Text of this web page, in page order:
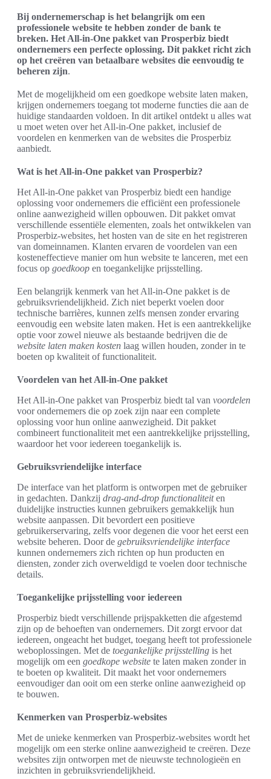
Bij ondernemerschap is het belangrijk om een
professionele website te hebben zonder de bank te
breken. Het All-in-One pakket van Prosperbiz biedt
ondernemers een perfecte oplossing. Dit pakket richt zich
op het creëren van betaalbare websites die eenvoudig te
beheren zijn.
Met de mogelijkheid om een goedkope website laten maken,
krijgen ondernemers toegang tot moderne functies die aan de
huidige standaarden voldoen. In dit artikel ontdekt u alles wat
u moet weten over het All-in-One pakket, inclusief de
voordelen en kenmerken van de websites die Prosperbiz
aanbiedt.
Wat is het All-in-One pakket van Prosperbiz?
Het All-in-One pakket van Prosperbiz biedt een handige
oplossing voor ondernemers die efficiënt een professionele
online aanwezigheid willen opbouwen. Dit pakket omvat
verschillende essentiële elementen, zoals het ontwikkelen van
Prosperbiz-websites, het hosten van de site en het registreren
van domeinnamen. Klanten ervaren de voordelen van een
kosteneffectieve manier om hun website te lanceren, met een
focus op goedkoop en toegankelijke prijsstelling.
Een belangrijk kenmerk van het All-in-One pakket is de
gebruiksvriendelijkheid. Zich niet beperkt voelen door
technische barrières, kunnen zelfs mensen zonder ervaring
eenvoudig een website laten maken. Het is een aantrekkelijke
optie voor zowel nieuwe als bestaande bedrijven die de
website laten maken kosten laag willen houden, zonder in te
boeten op kwaliteit of functionaliteit.
Voordelen van het All-in-One pakket
Het All-in-One pakket van Prosperbiz biedt tal van voordelen
voor ondernemers die op zoek zijn naar een complete
oplossing voor hun online aanwezigheid. Dit pakket
combineert functionaliteit met een aantrekkelijke prijsstelling,
waardoor het voor iedereen toegankelijk is.
Gebruiksvriendelijke interface
De interface van het platform is ontworpen met de gebruiker
in gedachten. Dankzij drag-and-drop functionaliteiten
duidelijke instructies kunnen gebruikers gemakkelijk hun
website aanpassen. Dit bevordert een positieve
gebruikerservaring, zelfs voor degenen die voor het eerst een
website beheren. Door de gebruiksvriendelijke interface
kunnen ondernemers zich richten op hun producten en
diensten, zonder zich overweldigd te voelen door technische
details.
Toegankelijke prijsstelling voor iedereen
Prosperbiz biedt verschillende prijspakketten die afgestemd
zijn op de behoeften van ondernemers. Dit zorgt ervoor dat
iedereen, ongeacht het budget, toegang heeft tot professionele
weboplossingen. Met de toegankelijke prijsstelling is het
mogelijk om een goedkope website te laten maken zonder in
te boeten op kwaliteit. Dit maakt het voor ondernemers
eenvoudiger dan ooit om een sterke online aanwezigheid op
te bouwen.
Kenmerken van Prosperbiz-websites
Met de unieke kenmerken van Prosperbiz-websites wordt het
mogelijk om een sterke online aanwezigheid te creëren. Deze
websites zijn ontworpen met de nieuwste technologieën en
inzichten in gebruiksvriendelijkheid.